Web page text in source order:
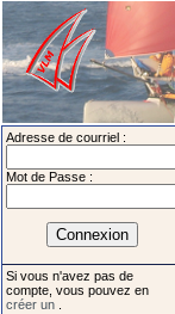
Adresse de courriel :
Mot de Passe :
Si vous n'avez pas de
compte, vous pouvez en
créer un